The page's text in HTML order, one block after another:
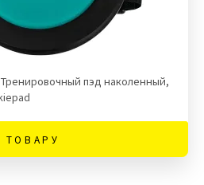
Тренировочный пэд наколенный,
ТОВАРУ